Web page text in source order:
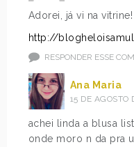
Adorei, já vi na vitrine!
http://
RESPONDER ESSE
Ana Maria
15 DE AGOSTO
achei linda a blusa
onde moro n da pra